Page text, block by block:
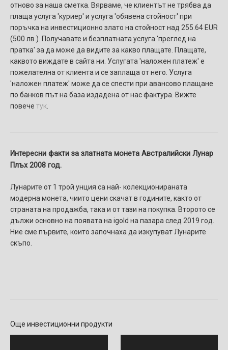
отново за наша сметка. Вярваме, че клиентът не трябва да
плаща услуга 'куриер' и услуга 'обявена стойност' при
поръчка на инвестиционно злато на стойност над 255.64 EUR
(500 лв.). Получавате и безплатната услуга 'преглед на
пратка' за да може да видите за какво плащате. Плащате,
каквото виждате в сайта ни. Услугaтa 'наложен платеж' e
пожелателнa от клиента и се заплаща от него. Услуга
'наложен платеж' може да се спести при авансово плащане
по банков път на база издадена от нас фактура. Вижте
повече тук
Интересни факти за златната монета Австралийски Лунар
Плъх 2008 год.
Лунарите от 1 трой унция са най- колекционираната
модерна монета, чиито цени скачат в годините, както от
страната на продажба, така и от тази на покупка. Второто се
дължи основно на появата на igold на пазара след 2019 год.
Ние сме първите, които започнаха да изкупуват Лунарите
скъпо.
Още инвестиционни продукти